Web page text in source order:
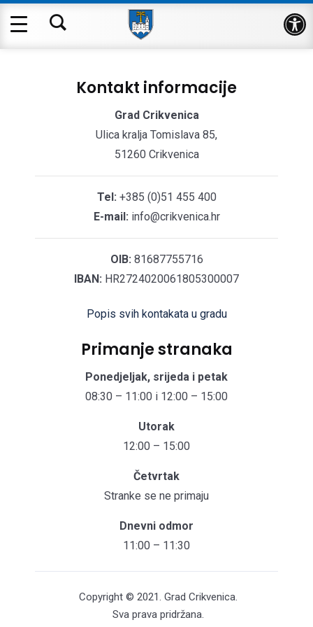
Kontakt informacije
Grad Crikvenica
Ulica kralja Tomislava 85,
51260 Crikvenica
Tel: +385 (0)51 455 400
E-mail: info@crikvenica.hr
OIB: 81687755716
IBAN: HR2724020061805300007
Popis svih kontakata u gradu
Primanje stranaka
Ponedjeljak, srijeda i petak
08:30 – 11:00 i 12:00 – 15:00
Utorak
12:00 – 15:00
Četvrtak
Stranke se ne primaju
Dnevni odmor
11:00 – 11:30
Copyright © 2021. Grad Crikvenica.
Sva prava pridržana.